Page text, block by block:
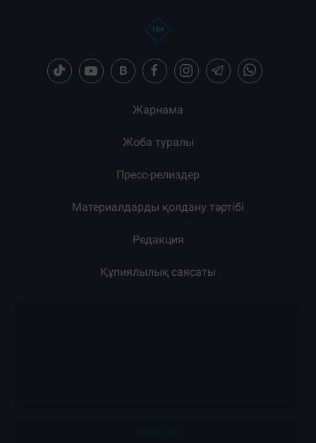
Жарнама
Жоба туралы
Пресс-релиздер
Материалдарды қолдану тәртібі
Редакция
Құпиялылық саясаты